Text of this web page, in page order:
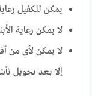
يمكن للكفيل
لا يمكن رعاية
لا يمكن لأي من
إلا بعد تحويل